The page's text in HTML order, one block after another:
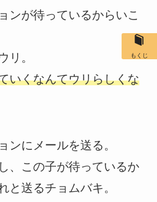
ンが待っているからいこ
リ。
いくなんてウリらしくな
ンにメールを送る。
、この子が待っているか
と送るチョムバキ。
もくじ